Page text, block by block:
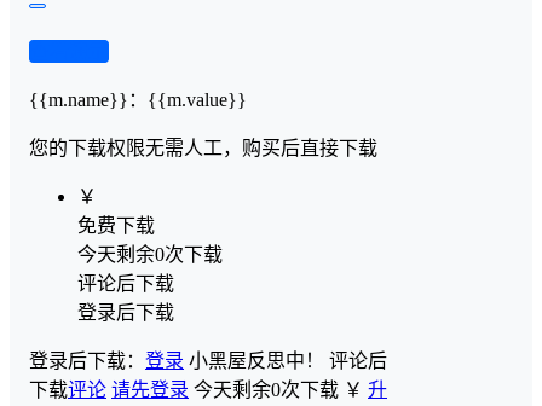
{{m.name}} ： {{m.value}}
您的下载权限无需人工，购买后直接下载
￥
免费下载
今天剩余0次下载
评论后下载
登录后下载
登录后下载： 登录 小黑屋反思中！ 评论后
下载评论 请先登录 今天剩余0次下载 ￥ 升